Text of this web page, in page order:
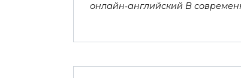
онлайн‑английский В